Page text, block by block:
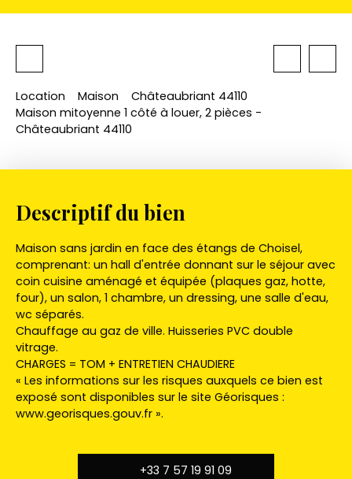
Location Maison
Châteaubriant 44110
Maison mitoyenne 1 côté à louer, 2 pièces -
Châteaubriant 44110
Descriptif du bien
Maison sans jardin en face des étangs de Choisel,
comprenant: un hall d'entrée donnant sur le séjour avec
coin cuisine aménagé et équipée (plaques gaz, hotte,
four), un salon, 1 chambre, un dressing, une salle d'eau,
wc séparés.
Chauffage au gaz de ville. Huisseries PVC double
vitrage.
CHARGES = TOM + ENTRETIEN CHAUDIERE
« Les informations sur les risques auxquels ce bien est
exposé sont disponibles sur le site Géorisques :
www.georisques.gouv.fr ».
+33 7 57 19 91 09